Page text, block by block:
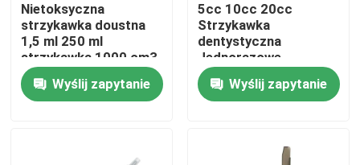
Dom
Nietoksyczna
strzykawka doustna
1,5 ml 250 ml
strzykawka 1000 cm3
klasy medycznej
Wyślij zapytanie
5cc 10cc 20cc
Strzykawka
dentystyczna
Jednorazowe
akcesoria do
strzykawek bez igły
Wyślij zapytanie